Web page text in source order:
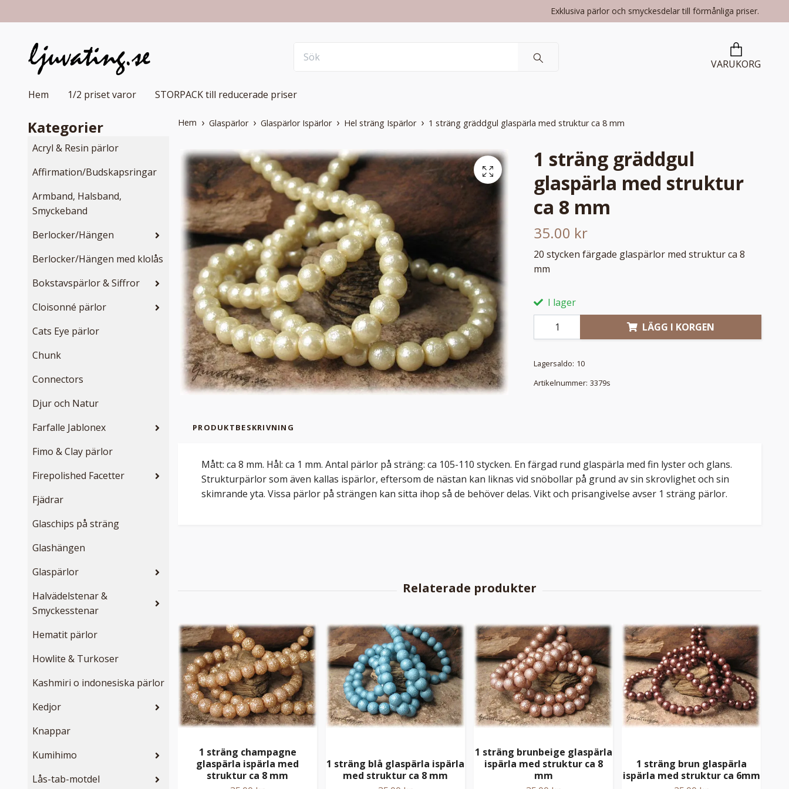
Exklusiva pärlor och smyckesdelar till förmånliga priser.
VARUKORG
Hem 1/2 priset varor STORPACK till reducerade priser
Kategorier
Acryl & Resin pärlor
Affirmation/Budskapsringar
Armband, Halsband,
Smyckeband
Berlocker/Hängen
Berlocker/Hängen med klolås
Bokstavspärlor & Siffror
Cloisonné pärlor
Cats Eye pärlor
Chunk
Connectors
Djur och Natur
Farfalle Jablonex
Fimo & Clay pärlor
Firepolished Facetter
Fjädrar
Glaschips på sträng
Glashängen
Glaspärlor
Halvädelstenar &
Smyckesstenar
Hematit pärlor
Howlite & Turkoser
Kashmiri o indonesiska pärlor
Kedjor
Knappar
Kumihimo
Lås-tab-motdel
Hem Glaspärlor Glaspärlor Ispärlor Hel sträng Ispärlor 1 sträng gräddgul glaspärla med struktur ca 8 mm
1 sträng gräddgul
glaspärla med struktur
ca 8 mm
35.00 kr
20 stycken färgade glaspärlor med struktur ca 8
mm
I lager
LÄGG I KORGEN
Lagersaldo: 10
Artikelnummer: 3379s
PRODUKTBESKRIVNING
Mått: ca 8 mm. Hål: ca 1 mm. Antal pärlor på sträng: ca 105-110 stycken. En färgad rund glaspärla med fin lyster och glans.
Strukturpärlor som även kallas ispärlor, eftersom de nästan kan liknas vid snöbollar på grund av sin skrovlighet och sin
skimrande yta. Vissa pärlor på strängen kan sitta ihop så de behöver delas. Vikt och prisangivelse avser 1 sträng pärlor.
1 sträng champagne
glaspärla ispärla med
struktur ca 8 mm
1 sträng blå glaspärla ispärla
med struktur ca 8 mm
1 sträng brunbeige glaspärla
ispärla med struktur ca 8
mm
1 sträng brun glaspärla
ispärla med struktur ca 6mm